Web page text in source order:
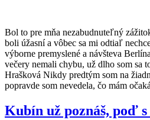
Bol to pre mňa nezabudnuteľný
boli úžasní a vôbec sa mi odtiaľ
výborne premyslené a návšteva
večery nemali chybu, už dlho som sa
Hrašková Nikdy predtým som na
popravde som nevedela, čo mám
Kubín už poznáš, poď